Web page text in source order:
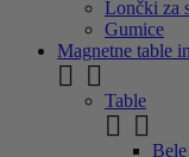
Lončki za
Gumice
Magnetne table
 
Table
 